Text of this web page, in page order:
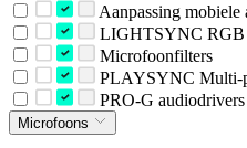
Aanpassing mobiele
LIGHTSYNC RGB
Microfoonfilters
PLAYSYNC Multi-
PRO-G audiodrivers
Microfoons